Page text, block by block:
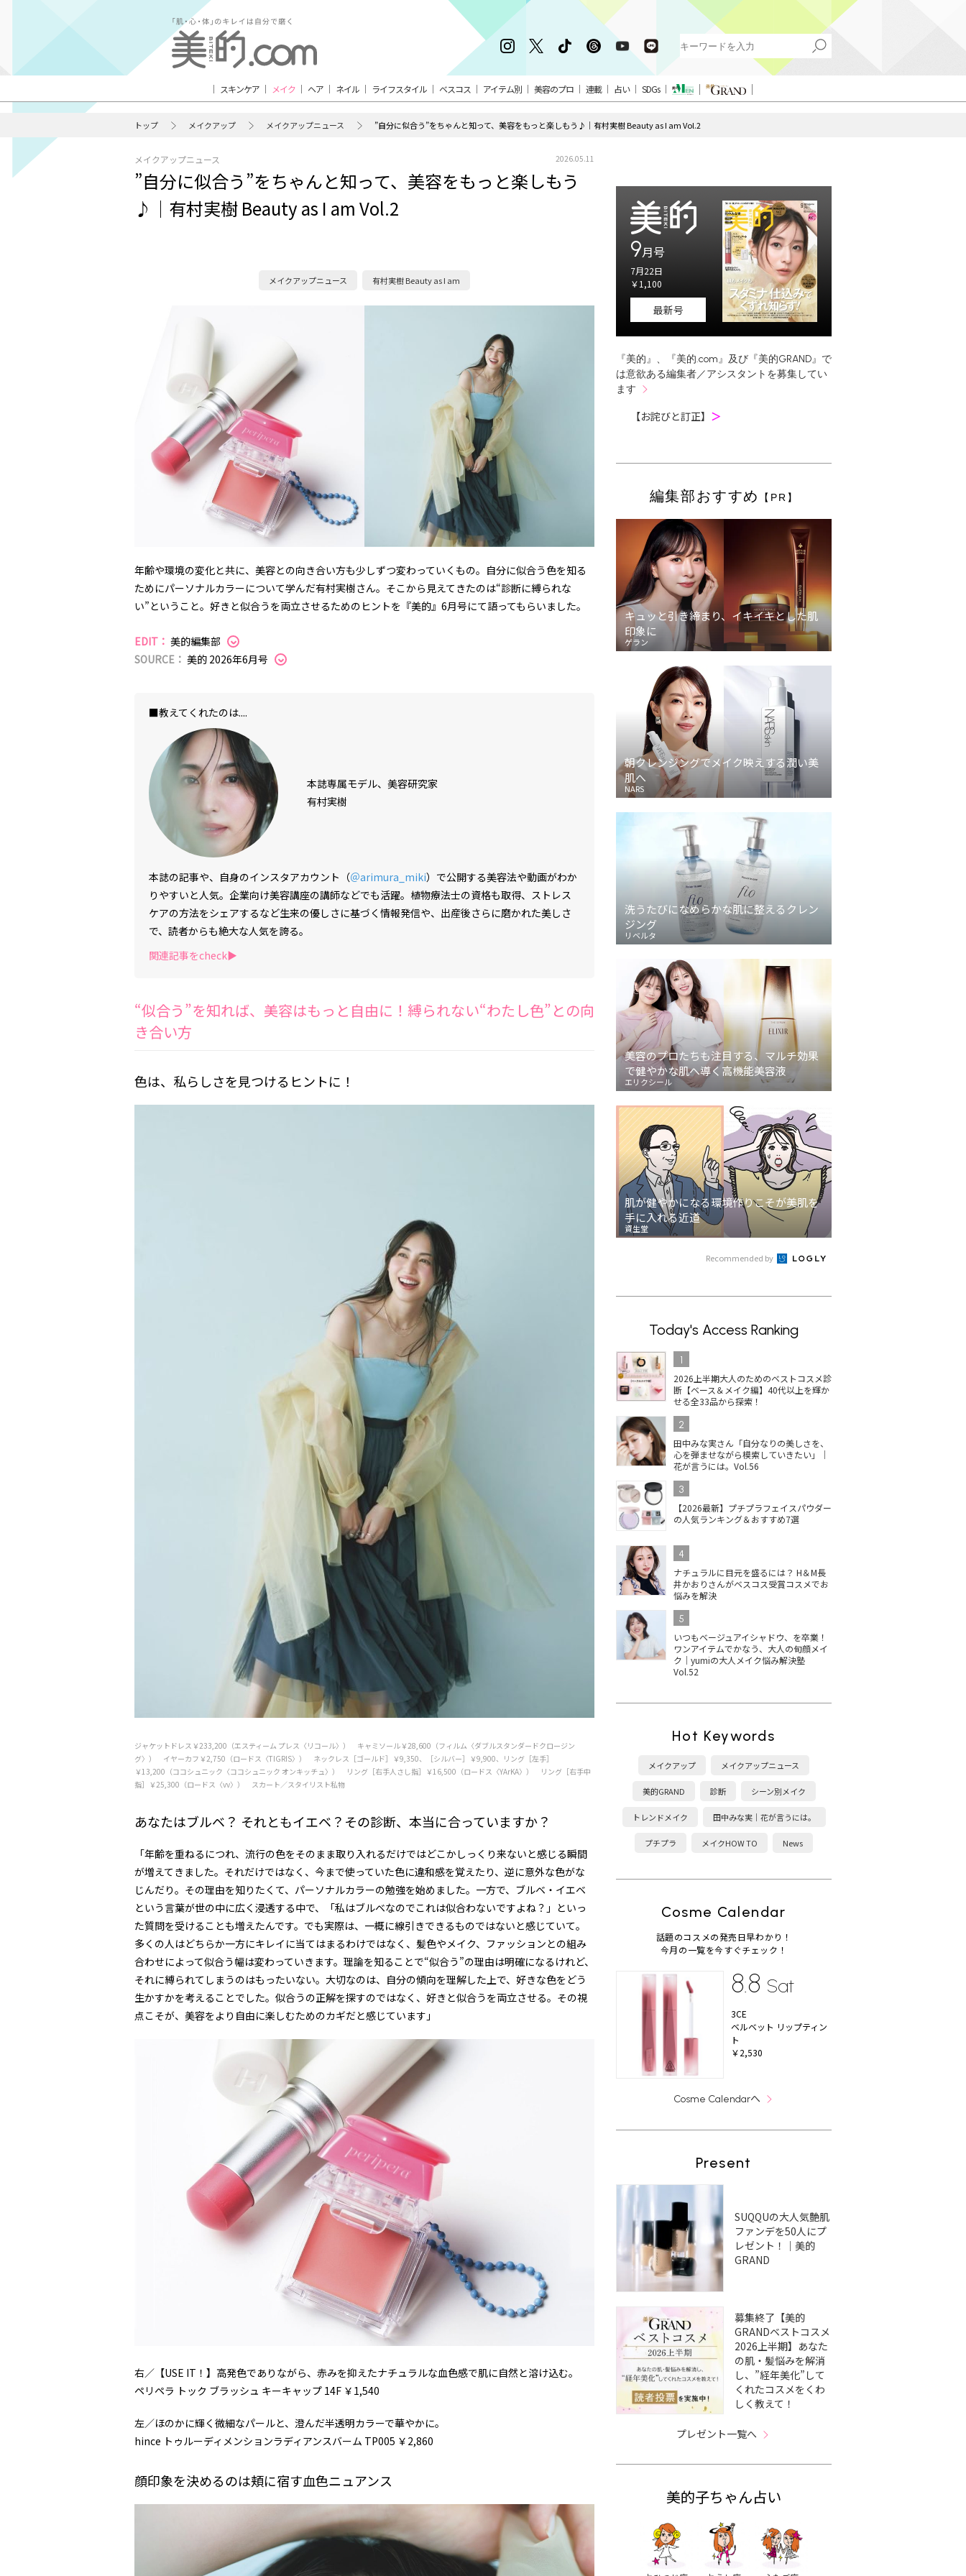
スキンケア メイク ヘア ネイル ライフスタイル ベスコス アイテム別 美容のプロ 連載 占い SDGs
トップ メイクアップ メイクアップニュース ”自分に似合う”をちゃんと知って、美容をもっと楽しもう♪│有村実樹 Beauty as I am Vol.2
メイクアップニュース 2026.05.11
”自分に似合う”をちゃんと知って、美容をもっと楽しもう
♪│有村実樹 Beauty as I am Vol.2
メイクアップニュース 有村実樹 Beauty as I am
年齢や環境の変化と共に、美容との向き合い方も少しずつ変わっていくもの。自分に似合う色を知る
ためにパーソナルカラーについて学んだ有村実樹さん。そこから見えてきたのは“診断に縛られな
い”ということ。好きと似合うを両立させるためのヒントを『美的』6月号にて語ってもらいました。
EDIT： 美的編集部
SOURCE： 美的 2026年6月号
■教えてくれたのは....
本誌専属モデル、美容研究家
有村実樹
本誌の記事や、自身のインスタアカウント（＠arimura_miki）で公開する美容法や動画がわか
りやすいと人気。企業向け美容講座の講師などでも活躍。植物療法士の資格も取得、ストレス
ケアの方法をシェアするなど生来の優しさに基づく情報発信や、出産後さらに磨かれた美しさ
で、読者からも絶大な人気を誇る。
関連記事をcheck▶︎
“似合う”を知れば、美容はもっと自由に！縛られない“わたし色”との向
き合い方
色は、私らしさを見つけるヒントに！
ジャケットドレス￥233,200（エスティーム プレス〈リコール〉） キャミソール￥28,600（フィルム〈ダブルスタンダードクロージン
グ〉） イヤーカフ￥2,750（ロードス〈TIGRIS〉） ネックレス［ゴールド］￥9,350、［シルバー］￥9,900、リング［左手］
￥13,200（ココシュニック〈ココシュニック オンキッチュ〉） リング［右手人さし指］￥16,500（ロードス〈YArKA〉） リング［右手中
指］￥25,300（ロードス〈vv〉） スカート／スタイリスト私物
あなたはブルベ？ それともイエベ？その診断、本当に合っていますか？
「年齢を重ねるにつれ、流行の色をそのまま取り入れるだけではどこかしっくり来ないと感じる瞬間
が増えてきました。それだけではなく、今まで使っていた色に違和感を覚えたり、逆に意外な色がな
じんだり。その理由を知りたくて、パーソナルカラーの勉強を始めました。一方で、ブルベ・イエベ
という言葉が世の中に広く浸透する中で、「私はブルベなのでこれは似合わないですよね？」といっ
た質問を受けることも増えたんです。でも実際は、一概に線引きできるものではないと感じていて。
多くの人はどちらか一方にキレイに当てはまるわけではなく、髪色やメイク、ファッションとの組み
合わせによって似合う幅は変わっていきます。理論を知ることで“似合う”の理由は明確になるけれど、
それに縛られてしまうのはもったいない。大切なのは、自分の傾向を理解した上で、好きな色をどう
生かすかを考えることでした。似合うの正解を探すのではなく、好きと似合うを両立させる。その視
点こそが、美容をより自由に楽しむためのカギだと感じています」
右／【USE IT！】高発色でありながら、赤みを抑えたナチュラルな血色感で肌に自然と溶け込む。
ペリペラ トック ブラッシュ キーキャップ 14F ￥1,540
左／ほのかに輝く微細なパールと、澄んだ半透明カラーで華やかに。
hince トゥルーディメンションラディアンスバーム TP005 ￥2,860
顔印象を決めるのは頬に宿す血色ニュアンス
9月号
7月22日
￥1,100
最新号
『美的』、『美的.com』及び『美的GRAND』で
は意欲ある編集者／アシスタントを募集してい
ます
【お詫びと訂正】 ＞
編集部おすすめ 【PR】
キュッと引き締まり、イキイキとした肌
印象に
ゲラン
朝クレンジングでメイク映えする潤い美
肌へ
NARS
洗うたびになめらかな肌に整えるクレン
ジング
リベルタ
美容のプロたちも注目する、マルチ効果
で健やかな肌へ導く高機能美容液
エリクシール
肌が健やかになる環境作りこそが美肌を
手に入れる近道
資生堂
Recommended by
Today's Access Ranking
1
2026上半期大人のためのベストコスメ診
断【ベース＆メイク編】40代以上を輝か
せる全33品から探索！
2
田中みな実さん「自分なりの美しさを、
心を弾ませながら模索していきたい」｜
花が言うには。Vol.56
3
【2026最新】プチプラフェイスパウダー
の人気ランキング＆おすすめ7選
4
ナチュラルに目元を盛るには？ H＆M長
井かおりさんがベスコス受賞コスメでお
悩みを解決
5
いつもベージュアイシャドウ、を卒業！
ワンアイテムでかなう、大人の旬顔メイ
ク｜yumiの大人メイク悩み解決塾
Vol.52
Hot Keywords
メイクアップ メイクアップニュース
美的GRAND 診断 シーン別メイク
トレンドメイク 田中みな実｜花が言うには。
プチプラ メイクHOW TO News
Cosme Calendar
話題のコスメの発売日早わかり！
今月の一覧を今すぐチェック！
8.8 Sat
3CE
ベルベット リップティン
ト
￥2,530
Cosme Calendarへ
Present
SUQQUの大人気艶肌
ファンデを50人にプ
レゼント！｜美的
GRAND
募集終了【美的
GRANDベストコスメ
2026上半期】あなた
の肌・髪悩みを解消
し、”経年美化”して
くれたコスメをくわ
しく教えて！
プレゼント一覧へ
美的子ちゃん占い